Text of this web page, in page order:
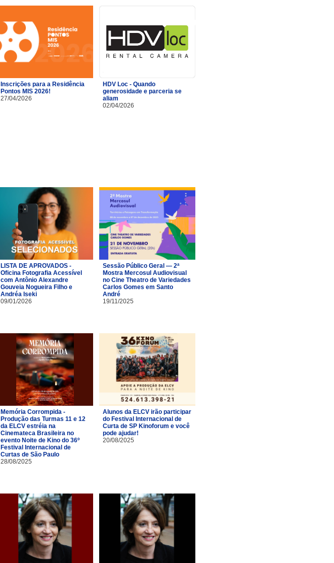
Inscrições para a Residência
Pontos MIS 2026!
27/04/2026
HDV Loc - Quando
generosidade e parceria se
aliam
02/04/2026
LISTA DE APROVADOS -
Oficina Fotografia Acessível
com Antônio Alexandre
Gouveia Nogueira Filho e
Andréa Iseki
09/01/2026
Sessão Público Geral — 2ª
Mostra Mercosul Audiovisual
no Cine Theatro de Variedades
Carlos Gomes em Santo
André
19/11/2025
Memória Corrompida -
Produção das Turmas 11 e 12
da ELCV estréia na
Cinemateca Brasileira no
evento Noite de Kino do 36º
Festival Internacional de
Curtas de São Paulo
28/08/2025
Alunos da ELCV irão participar
do Festival Internacional de
Curta de SP Kinoforum e você
pode ajudar!
20/08/2025